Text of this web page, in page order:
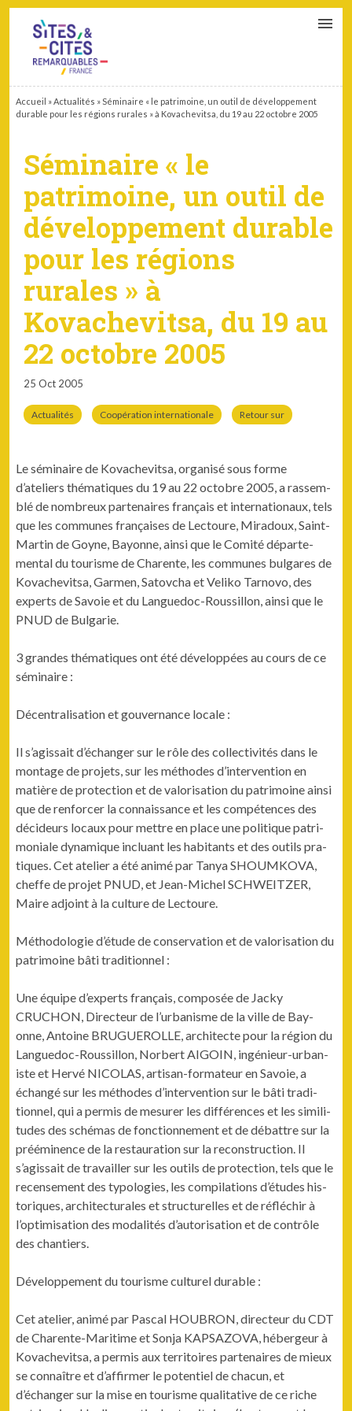
Accueil »Actualités » Séminaire « le patrimoine, un outil de développement
durable pour les régions rurales » à Kovachevitsa, du 19 au 22 octobre 2005
Séminaire « le
patrimoine, un outil de
développement durable
pour les régions
rurales » à
Kovachevitsa, du 19 au
22 octobre 2005
25 Oct 2005
Actualités Coopération internationale Retour sur
Le sémi­naire de Kovachevit­sa, organ­isé sous forme
d’ateliers thé­ma­tiques du 19 au 22 octo­bre 2005, a rassem­
blé de nom­breux parte­naires français et inter­na­tionaux, tels
que les com­munes français­es de Lec­toure, Miradoux, Saint-
Mar­tin de Goyne, Bay­onne, ain­si que le Comité départe­
men­tal du tourisme de Char­ente, les com­munes bul­gares de
Kovachevit­sa, Gar­men, Satovcha et Veliko Tarno­vo, des
experts de Savoie et du Langue­doc-Rous­sil­lon, ain­si que le
PNUD de Bulgarie.
3 grandes thé­ma­tiques ont été dévelop­pées au cours de ce
séminaire :
Décen­tral­i­sa­tion et gou­ver­nance locale :
Il s’agis­sait d’échang­er sur le rôle des col­lec­tiv­ités dans le
mon­tage de pro­jets, sur les méth­odes d’in­ter­ven­tion en
matière de pro­tec­tion et de val­ori­sa­tion du pat­ri­moine ain­si
que de ren­forcer la con­nais­sance et les com­pé­tences des
décideurs locaux pour met­tre en place une poli­tique pat­ri­
mo­ni­ale dynamique inclu­ant les habi­tants et des out­ils pra­
tiques. Cet ate­lier a été ani­mé par Tanya SHOUMKOVA,
cheffe de pro­jet PNUD, et Jean-Michel SCHWEITZER,
Maire adjoint à la cul­ture de Lectoure.
Méthodolo­gie d’é­tude de con­ser­va­tion et de val­ori­sa­tion du
pat­ri­moine bâti tra­di­tion­nel :
Une équipe d’ex­perts français, com­posée de Jacky
CRUCHON, Directeur de l’ur­ban­isme de la ville de Bay­
onne, Antoine BRUGUEROLLE, archi­tecte pour la région du
Langue­doc-Rous­sil­lon, Nor­bert AIGOIN, ingénieur-urban­
iste et Hervé NICOLAS, arti­san-for­ma­teur en Savoie, a
échangé sur les méth­odes d’in­ter­ven­tion sur le bâti tra­di­
tion­nel, qui a per­mis de mesur­er les dif­férences et les simil­i­
tudes des sché­mas de fonc­tion­nement et de débat­tre sur la
préémi­nence de la restau­ra­tion sur la recon­struc­tion. Il
s’agis­sait de tra­vailler sur les out­ils de pro­tec­tion, tels que le
recense­ment des typolo­gies, les com­pi­la­tions d’é­tudes his­
toriques, archi­tec­turales et struc­turelles et de réfléchir à
l’op­ti­mi­sa­tion des modal­ités d’au­tori­sa­tion et de con­trôle
des chantiers.
Développe­ment du tourisme cul­turel durable :
Cet ate­lier, ani­mé par Pas­cal HOUBRON, directeur du CDT
de Char­ente-Mar­itime et Son­ja KAPSAZOVA, hébergeur à
Kovachevit­sa, a per­mis aux ter­ri­toires parte­naires de mieux
se con­naître et d’af­firmer le poten­tiel de cha­cun, et
d’échang­er sur la mise en tourisme qual­i­ta­tive de ce riche